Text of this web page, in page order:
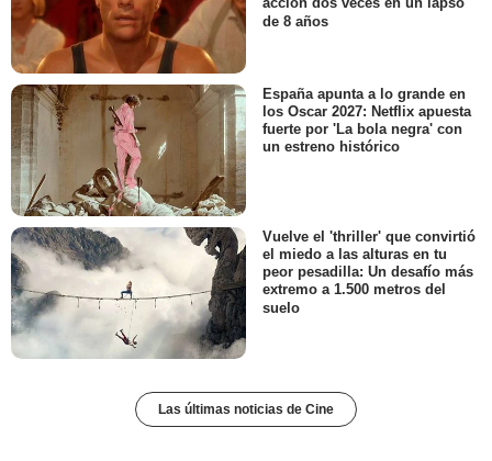
acción dos veces en un lapso
de 8 años
España apunta a lo grande en
los Oscar 2027: Netflix apuesta
fuerte por 'La bola negra' con
un estreno histórico
Vuelve el 'thriller' que convirtió
el miedo a las alturas en tu
peor pesadilla: Un desafío más
extremo a 1.500 metros del
suelo
Las últimas noticias de Cine